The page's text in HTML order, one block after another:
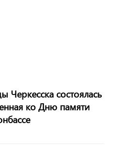
Черкесска состоялась
ко Дню памяти